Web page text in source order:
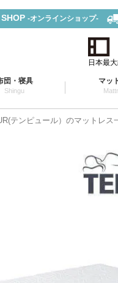
-オンラインショップ-
日本最
団・寝具
Shingu
マッ
テンピュール）のマットレス